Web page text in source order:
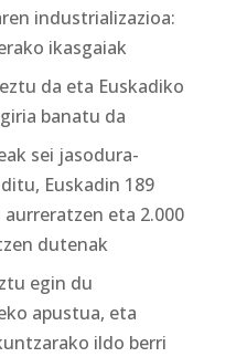
industrializazioa:
ikasgaiak
da eta Euskadiko
banatu da
sei jasodura-
Euskadin 189
eta 2.000
dutenak
egin du
apustua, eta
ildo berri